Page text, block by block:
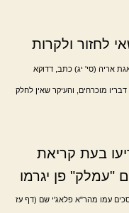
לחזור ולקרות
אריה (סי' יג) כתב, דדוקא
מוכרחים, והעיקר שאין לחלק
בעת קריאת
"עמלק" פן יגרמו
עמו מהר"א פלאג'י שם (דף עז